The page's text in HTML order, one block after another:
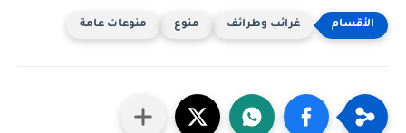
غرائب وطرائف منوع منوعات عامة